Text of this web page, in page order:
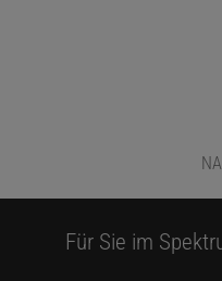
Für Sie im